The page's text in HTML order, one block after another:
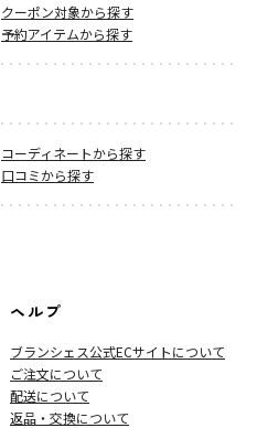
クーポン対象から探す
予約アイテムから探す
コーディネートから探す
口コミから探す
ヘルプ
ブランシェス公式ECサイトについて
ご注文について
配送について
返品・交換について